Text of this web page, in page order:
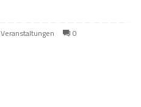
Veranstaltungen 0